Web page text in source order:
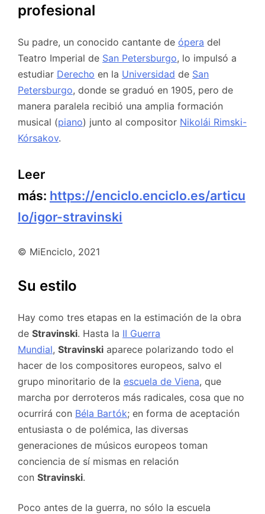
profesional
Su padre, un conocido cantante de ópera del
Teatro Imperial de San Petersburgo, lo impulsó a
estudiar Derecho en la Universidad de San
Petersburgo, donde se graduó en 1905, pero de
manera paralela recibió una amplia formación
musical (piano) junto al compositor Nikolái Rimski-
Kórsakov.
Leer
más: https://enciclo.enciclo.es/articu
lo/igor-stravinski
© MiEnciclo, 2021
Su estilo
Hay como tres etapas en la estimación de la obra
de Stravinski. Hasta la II Guerra
Mundial, Stravinski aparece polarizando todo el
hacer de los compositores europeos, salvo el
grupo minoritario de la escuela de Viena, que
marcha por derroteros más radicales, cosa que no
ocurrirá con Béla Bartók; en forma de aceptación
entusiasta o de polémica, las diversas
generaciones de músicos europeos toman
conciencia de sí mismas en relación
con Stravinski.
Poco antes de la guerra, no sólo la escuela